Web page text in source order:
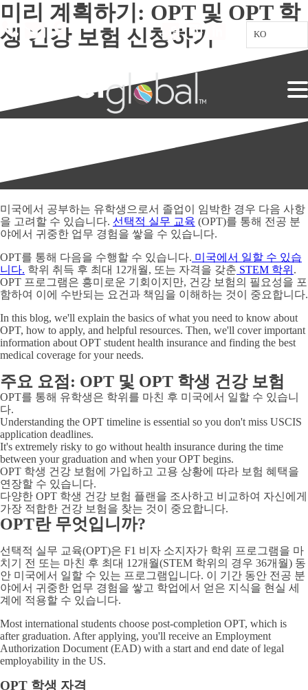
KO
미리 계획하기: OPT 및 OPT 학
생 건강 보험 신청하기
미국에서 공부하는 유학생으로서 졸업이 임박한 경우 다음 사항
을 고려할 수 있습니다. 선택적 실무 교육 (OPT)를 통해 전공 분
야에서 귀중한 업무 경험을 쌓을 수 있습니다.
OPT를 통해 다음을 수행할 수 있습니다. 미국에서 일할 수 있습
니다. 학위 취득 후 최대 12개월, 또는 자격을 갖춘 STEM 학위 .
OPT 프로그램은 흥미로운 기회이지만, 건강 보험의 필요성을 포
함하여 이에 수반되는 요건과 책임을 이해하는 것이 중요합니다.
In this blog, we'll explain the basics of what you need to know about
OPT, how to apply, and helpful resources. Then, we'll cover important
information about OPT student health insurance and finding the best
medical coverage for your needs.
주요 요점: OPT 및 OPT 학생 건강 보험
OPT를 통해 유학생은 학위를 마친 후 미국에서 일할 수 있습니
다.
Understanding the OPT timeline is essential so you don't miss USCIS
application deadlines.
It's extremely risky to go without health insurance during the time
between your graduation and when your OPT begins.
OPT 학생 건강 보험에 가입하고 고용 상황에 따라 보험 혜택을
연장할 수 있습니다.
다양한 OPT 학생 건강 보험 플랜을 조사하고 비교하여 자신에게
가장 적합한 건강 보험을 찾는 것이 중요합니다.
OPT란 무엇입니까?
선택적 실무 교육(OPT)은 F1 비자 소지자가 학위 프로그램을 마
치기 전 또는 마친 후 최대 12개월(STEM 학위의 경우 36개월) 동
안 미국에서 일할 수 있는 프로그램입니다. 이 기간 동안 전공 분
야에서 귀중한 업무 경험을 쌓고 학업에서 얻은 지식을 현실 세
계에 적용할 수 있습니다.
Most international students choose post-completion OPT, which is
after graduation. After applying, you'll receive an Employment
Authorization Document (EAD) with a start and end date of legal
employability in the US.
OPT 학생 자격